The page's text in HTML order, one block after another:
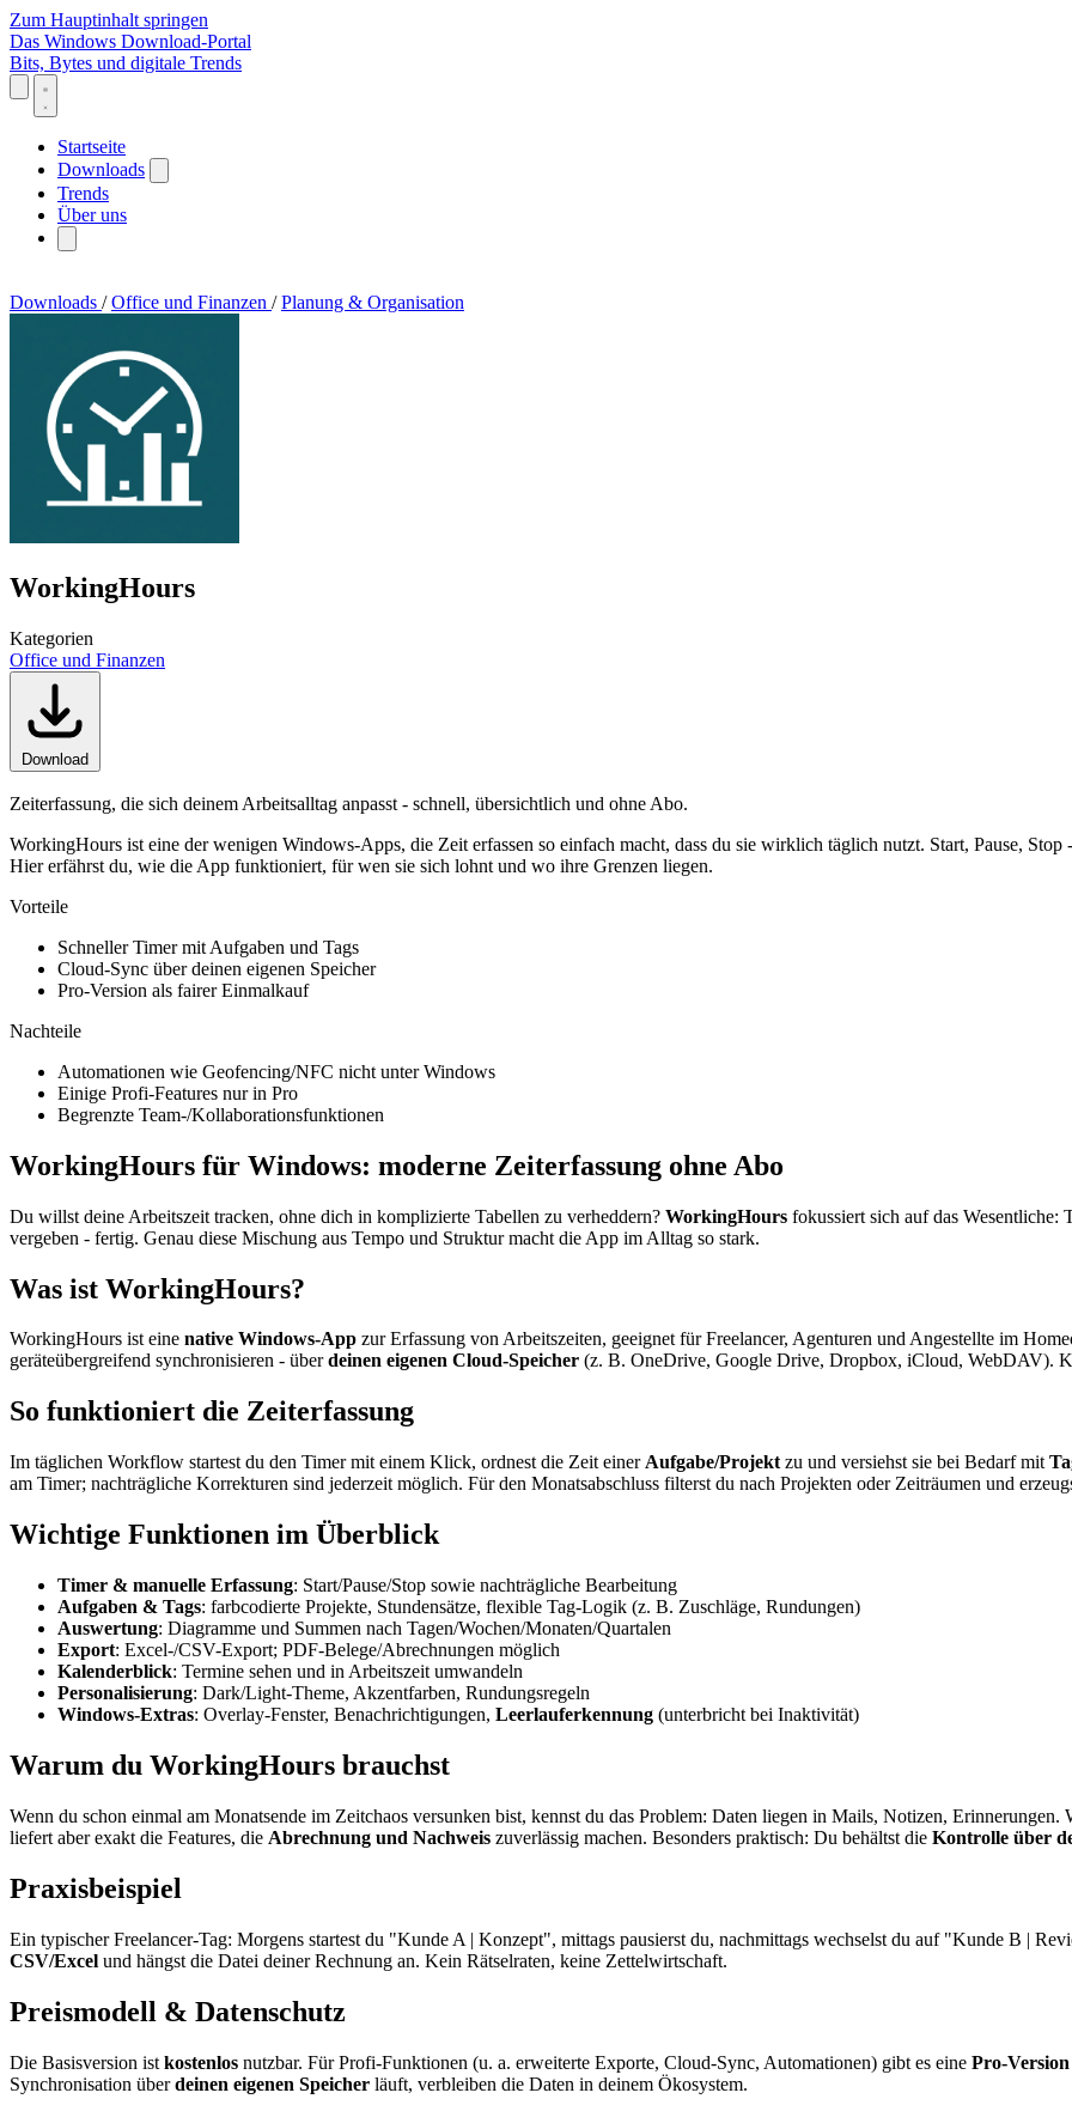
Zum Hauptinhalt springen
Das Windows Download-Portal
Bits, Bytes und digitale Trends
Startseite
Downloads
Trends
Über uns
Downloads / Office und Finanzen / Planung & Organisation
WorkingHours
Kategorien
Office und Finanzen
Download
Zeiterfassung, die sich deinem Arbeitsalltag anpasst - schnell, übersichtlich und ohne Abo.
WorkingHours ist eine der wenigen Windows-Apps, die Zeit erfassen so einfach macht, dass du sie wirklich täglich nutzt. Start, Pause,
Hier erfährst du, wie die App funktioniert, für wen sie sich lohnt und wo ihre Grenzen liegen.
Vorteile
Schneller Timer mit Aufgaben und Tags
Cloud-Sync über deinen eigenen Speicher
Pro-Version als fairer Einmalkauf
Nachteile
Automationen wie Geofencing/NFC nicht unter Windows
Einige Profi-Features nur in Pro
Begrenzte Team-/Kollaborationsfunktionen
WorkingHours für Windows: moderne Zeiterfassung ohne Abo
Du willst deine Arbeitszeit tracken, ohne dich in komplizierte Tabellen zu verheddern? WorkingHours fokussiert sich auf das Wesentliche:
vergeben - fertig. Genau diese Mischung aus Tempo und Struktur macht die App im Alltag so stark.
Was ist WorkingHours?
WorkingHours ist eine native Windows-App zur Erfassung von Arbeitszeiten, geeignet für Freelancer, Agenturen und Angestellte im
geräteübergreifend synchronisieren - überdeinen eigenen Cloud-Speicher (z. B. OneDrive, Google Drive, Dropbox, iCloud, WebDAV).
So funktioniert die Zeiterfassung
Im täglichen Workflow startest du den Timer mit einem Klick, ordnest die Zeit einer Aufgabe/Projekt zu und versiehst sie bei Bedarf mit
am Timer; nachträgliche Korrekturen sind jederzeit möglich. Für den Monatsabschluss filterst du nach Projekten oder Zeiträumen und
Wichtige Funktionen im Überblick
Timer & manuelle Erfassung: Start/Pause/Stop sowie nachträgliche Bearbeitung
Aufgaben & Tags: farbcodierte Projekte, Stundensätze, flexible Tag-Logik (z. B. Zuschläge, Rundungen)
Auswertung: Diagramme und Summen nach Tagen/Wochen/Monaten/Quartalen
Export: Excel-/CSV-Export; PDF-Belege/Abrechnungen möglich
Kalenderblick: Termine sehen und in Arbeitszeit umwandeln
Personalisierung: Dark/Light-Theme, Akzentfarben, Rundungsregeln
Windows-Extras: Overlay-Fenster, Benachrichtigungen, Leerlauferkennung (unterbricht bei Inaktivität)
Warum du WorkingHours brauchst
Wenn du schon einmal am Monatsende im Zeitchaos versunken bist, kennst du das Problem: Daten liegen in Mails, Notizen,
liefert aber exakt die Features, die Abrechnung und Nachweis zuverlässig machen. Besonders praktisch: Du behältst die Kontrolle über
Praxisbeispiel
Ein typischer Freelancer-Tag: Morgens startest du "Kunde A | Konzept", mittags pausierst du, nachmittags wechselst du auf "Kunde B |
CSV/Excel und hängst die Datei deiner Rechnung an. Kein Rätselraten, keine Zettelwirtschaft.
Preismodell & Datenschutz
Die Basisversion ist kostenlos nutzbar. Für Profi-Funktionen (u. a. erweiterte Exporte, Cloud-Sync, Automationen) gibt es eine Pro-
Synchronisation überdeinen eigenen Speicher läuft, verbleiben die Daten in deinem Ökosystem.